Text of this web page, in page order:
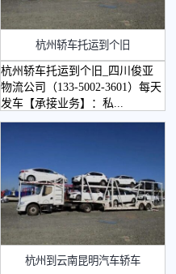
杭州轿车托运到个旧
杭州轿车托运到个旧_四川俊亚
物流公司（133-5002-3601）每天
发车【承接业务】：私...
杭州到云南昆明汽车轿车